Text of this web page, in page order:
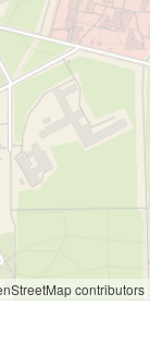
contributors